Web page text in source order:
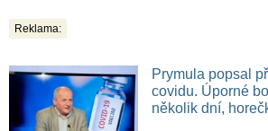
Reklama:
Prymula popsal
covidu. Úporné
několik dní,